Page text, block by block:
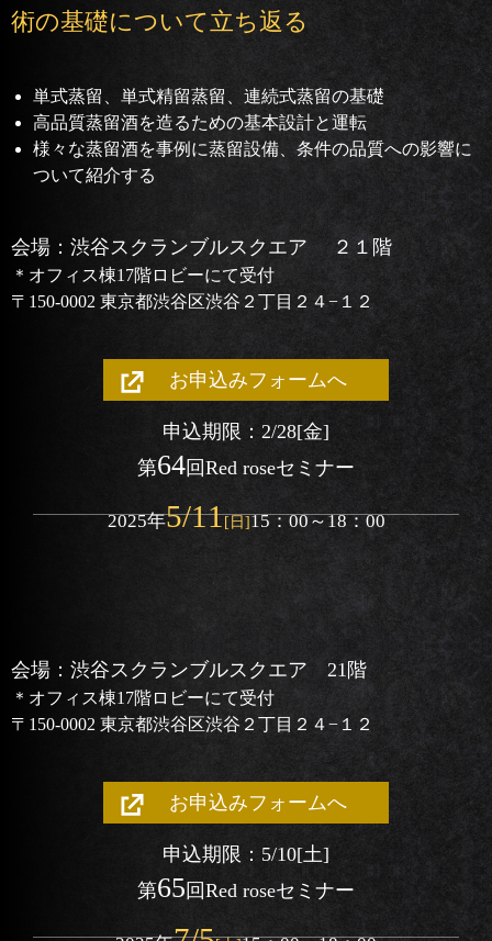
術の基礎について立ち返る
単式蒸留、単式精留蒸留、連続式蒸留の基礎
高品質蒸留酒を造るための基本設計と運転
様々な蒸留酒を事例に蒸留設備、条件の品質への影響に
ついて紹介する
会場：渋谷スクランブルスクエア ２１階
＊オフィス棟17階ロビーにて受付
〒150-0002 東京都渋谷区渋谷２丁目２４−１２
お申込みフォームへ
申込期限：2/28[金]
第64回Red roseセミナー
2025年5/11[日]15：00～18：00
会場：渋谷スクランブルスクエア 21階
＊オフィス棟17階ロビーにて受付
〒150-0002 東京都渋谷区渋谷２丁目２４−１２
お申込みフォームへ
申込期限：5/10[土]
第65 回Red roseセミナー